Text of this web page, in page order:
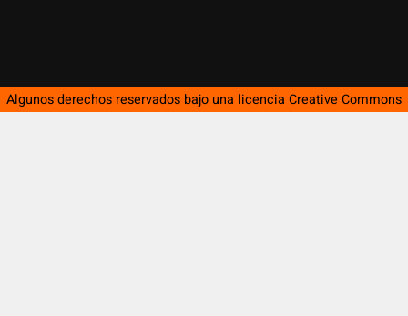
Algunos derechos reservados bajo una licencia Creative Commons